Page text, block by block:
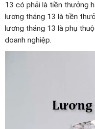
13 có phải là tiền thưởng
lương tháng 13 là tiền
lương tháng 13 là phụ
doanh nghiệp.